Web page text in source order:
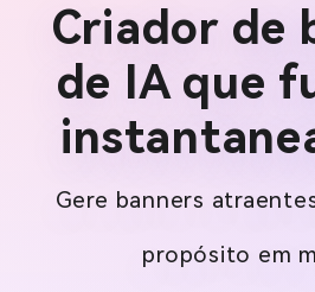
Criador de
de IA que
Gere banners
propósito em